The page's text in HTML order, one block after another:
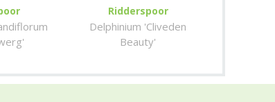
Ridderspoor
Delphinium 'Cliveden
Beauty'